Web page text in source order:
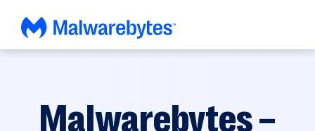
zawartości
Malwarebytes –